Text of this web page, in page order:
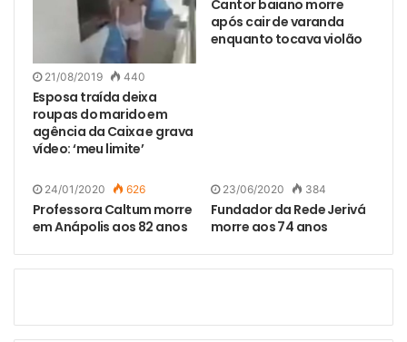
21/08/2019 440
Esposa traída deixa
roupas do marido em
agência da Caixa e grava
vídeo: ‘meu limite’
Cantor baiano morre
após cair de varanda
enquanto tocava violão
24/01/2020 626
Professora Caltum morre
em Anápolis aos 82 anos
23/06/2020 384
Fundador da Rede Jerivá
morre aos 74 anos